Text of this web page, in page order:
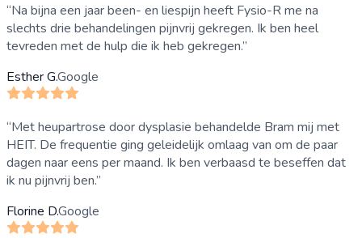
“Na bijna een jaar been- en liespijn heeft Fysio-R me na
slechts drie behandelingen pijnvrij gekregen. Ik ben heel
tevreden met de hulp die ik heb gekregen.”
Esther G.Google
“Met heupartrose door dysplasie behandelde Bram mij met
HEIT. De frequentie ging geleidelijk omlaag van om de paar
dagen naar eens per maand. Ik ben verbaasd te beseffen dat
ik nu pijnvrij ben.”
Florine D.Google